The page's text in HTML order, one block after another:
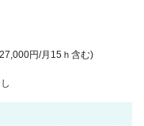
円/月15ｈ含む)